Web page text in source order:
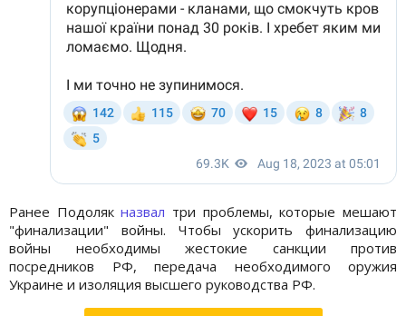
Ранее Подолякназвал три проблемы, которые мешают
"финализации" войны. Чтобы ускорить финализацию
войны необходимы жестокие санкции против
посредников РФ, передача необходимого оружия
Украине и изоляция высшего руководства РФ.